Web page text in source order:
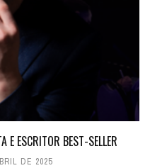
E ESCRITOR BEST-SELLER
DE 2025